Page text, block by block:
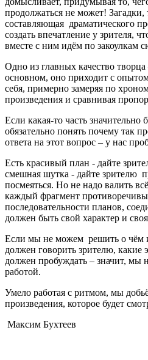
продолжаться не может! Загадки,
составляющая драматического
создать впечатление у зрителя,
вместе с ним идём по закоулкам
Одно из главных качество
основном, оно приходит с
себя, примерно замеряя по
произведения и сравнивая
Если какая-то часть
обязательно понять почему так
ответа на этот вопрос – у нас
Есть красивый план - дайте
смешная шутка - дайте зрителю
посмеяться. Но не надо валить
каждый фрагмент
последовательности планов,
должен быть свой характер и своя
Если мы не можем решить о чём
должен говорить зрителю,
должен пробуждать – значит, мы
работой.
Умело работая с ритмом, мы
произведения, которое будет
Максим Бухтеев